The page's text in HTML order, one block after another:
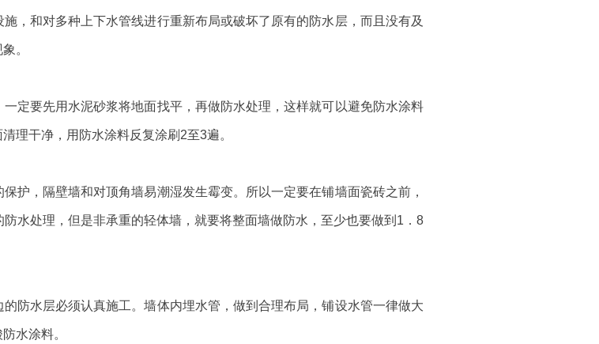
，和对多种上下水管线进行重新布局或破坏了原有的防水层，而且没有及
。
定要先用水泥砂浆将地面找平，再做防水处理，这样就可以避免防水涂料
理干净，用防水涂料反复涂刷2至3遍。
护，隔壁墙和对顶角墙易潮湿发生霉变。所以一定要在铺墙面瓷砖之前，
水处理，但是非承重的轻体墙，就要将整面墙做防水，至少也要做到1．8
防水层必须认真施工。墙体内埋水管，做到合理布局，铺设水管一律做大
水涂料。